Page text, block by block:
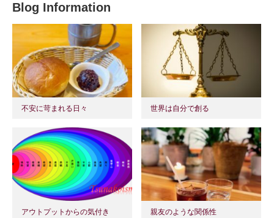
Blog Information
不安に苛まれる日々 世界は自分で創る
アウトプットからの気付き 親友のような関係性